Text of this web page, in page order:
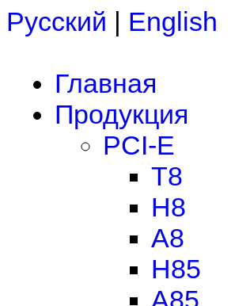
Русский | English
Главная
Продукция
PCI-E
T8
H8
A8
H85
A85